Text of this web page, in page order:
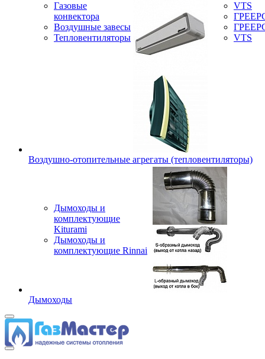
Газовые
конвектора
Воздушные завесы
Тепловентиляторы
VTS
VTS
Воздушно-отопительные агрегаты (тепловентиляторы)
Дымоходы и
комплектующие
Kiturami
Дымоходы и
комплектующие Rinnai
Дымоходы